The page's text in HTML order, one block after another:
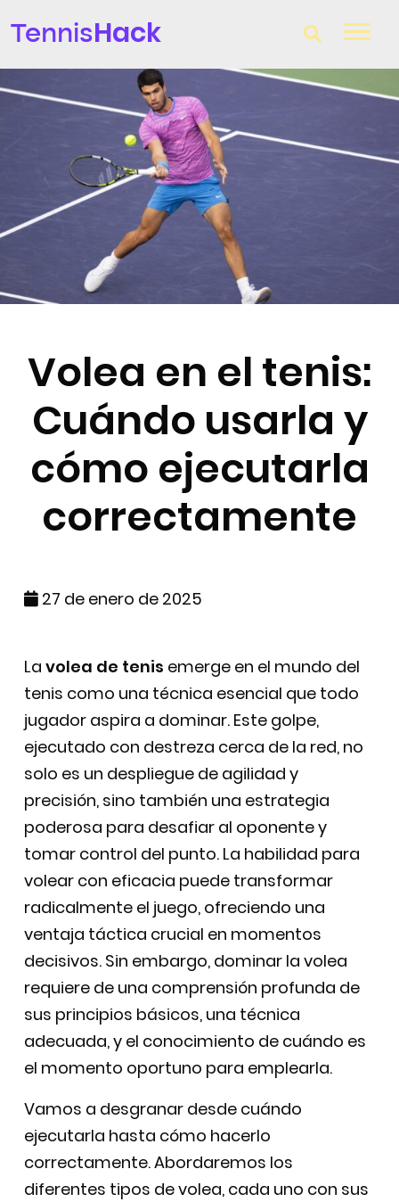
TennisHack
T-Finder
Raquetas de tenis
Zapatillas
Comparador
Consultorio
Blog
Volea en el tenis:
Cuándo usarla y
cómo ejecutarla
correctamente
27 de enero de 2025
La volea de tenis emerge en el mundo del
tenis como una técnica esencial que todo
jugador aspira a dominar. Este golpe,
ejecutado con destreza cerca de la red, no
solo es un despliegue de agilidad y
precisión, sino también una estrategia
poderosa para desafiar al oponente y
tomar control del punto. La habilidad para
volear con eficacia puede transformar
radicalmente el juego, ofreciendo una
ventaja táctica crucial en momentos
decisivos. Sin embargo, dominar la volea
requiere de una comprensión profunda de
sus principios básicos, una técnica
adecuada, y el conocimiento de cuándo es
el momento oportuno para emplearla.
Vamos a desgranar desde cuándo
ejecutarla hasta cómo hacerlo
correctamente. Abordaremos los
diferentes tipos de volea, cada uno con sus